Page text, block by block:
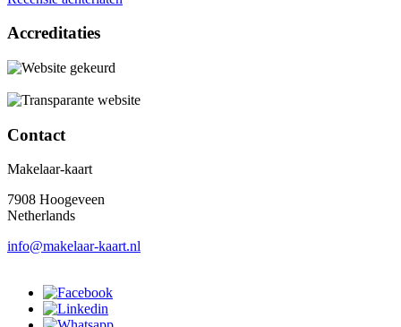
Accreditaties
Contact
Makelaar-kaart
7908 Hoogeveen
Netherlands
info@makelaar-kaart.nl